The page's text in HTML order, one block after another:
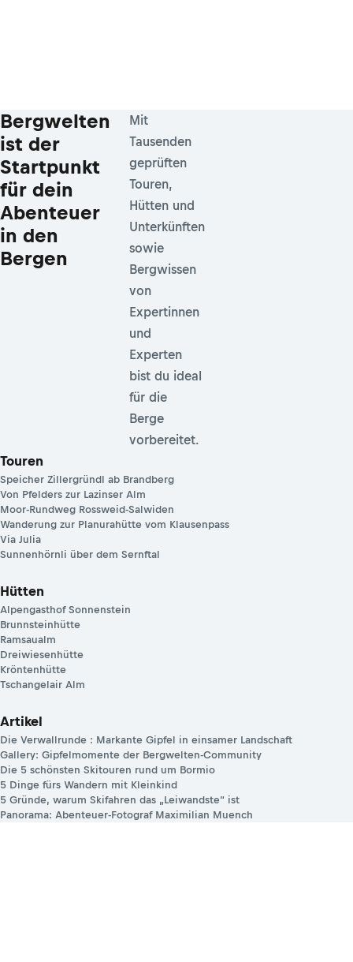
Bergwelten
ist der
Startpunkt
für dein
Abenteuer
in den
Bergen
Mit
Tausenden
geprüften
Touren,
Hütten und
Unterkünften
sowie
Bergwissen
von
Expertinnen
und
Experten
bist du ideal
für die
Berge
vorbereitet.
Touren
Speicher Zillergründl ab Brandberg
Von Pfelders zur Lazinser Alm
Moor-Rundweg Rossweid-Salwiden
Wanderung zur Planurahütte vom Klausenpass
Via Julia
Sunnenhörnli über dem Sernftal
Hütten
Alpengasthof Sonnenstein
Brunnsteinhütte
Ramsaualm
Dreiwiesenhütte
Kröntenhütte
Tschangelair Alm
Artikel
Die Verwallrunde : Markante Gipfel in einsamer Landschaft
Gallery: Gipfelmomente der Bergwelten-Community
Die 5 schönsten Skitouren rund um Bormio
5 Dinge fürs Wandern mit Kleinkind
5 Gründe, warum Skifahren das „Leiwandste“ ist
Panorama: Abenteuer-Fotograf Maximilian Muench